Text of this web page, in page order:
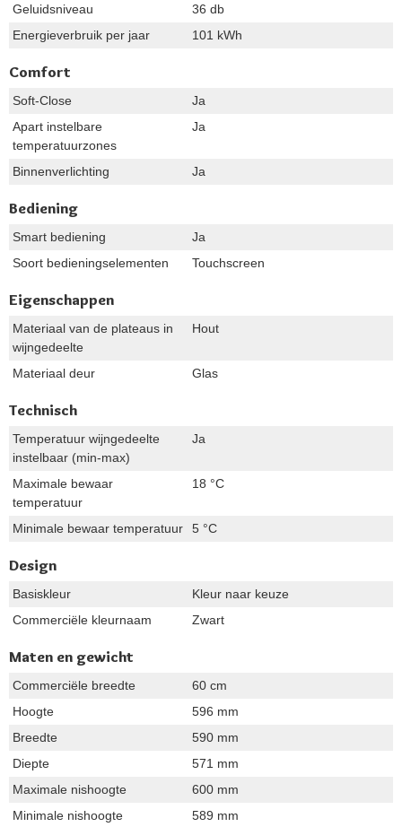
Geluidsniveau
36 db
Energieverbruik per jaar
101 kWh
Comfort
Soft-Close
Ja
Apart instelbare
temperatuurzones
Ja
Binnenverlichting Ja
Bediening
Smart bediening
Ja
Soort bedieningselementen
Touchscreen
Eigenschappen
Materiaal van de plateaus in
wijngedeelte
Hout
Materiaal deur Glas
Technisch
Temperatuur wijngedeelte
instelbaar (min-max)
Ja
Maximale bewaar
temperatuur
18 °C
Minimale bewaar temperatuur 5 °C
Design
Basiskleur
Kleur naar keuze
Commerciële kleurnaam
Zwart
Maten en gewicht
Commerciële breedte
60 cm
Hoogte
596 mm
Breedte
590 mm
Diepte
571 mm
Maximale nishoogte
600 mm
Minimale nishoogte
589 mm